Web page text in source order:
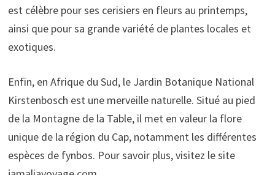
est célèbre pour ses cerisiers en fleurs au printemps,
ainsi que pour sa grande variété de plantes locales et
exotiques.
Enfin, en Afrique du Sud, le Jardin Botanique National
Kirstenbosch est une merveille naturelle. Situé au pied
de la Montagne de la Table, il met en valeur la flore
unique de la région du Cap, notamment les différentes
espèces de fynbos. Pour savoir plus, visitez le site